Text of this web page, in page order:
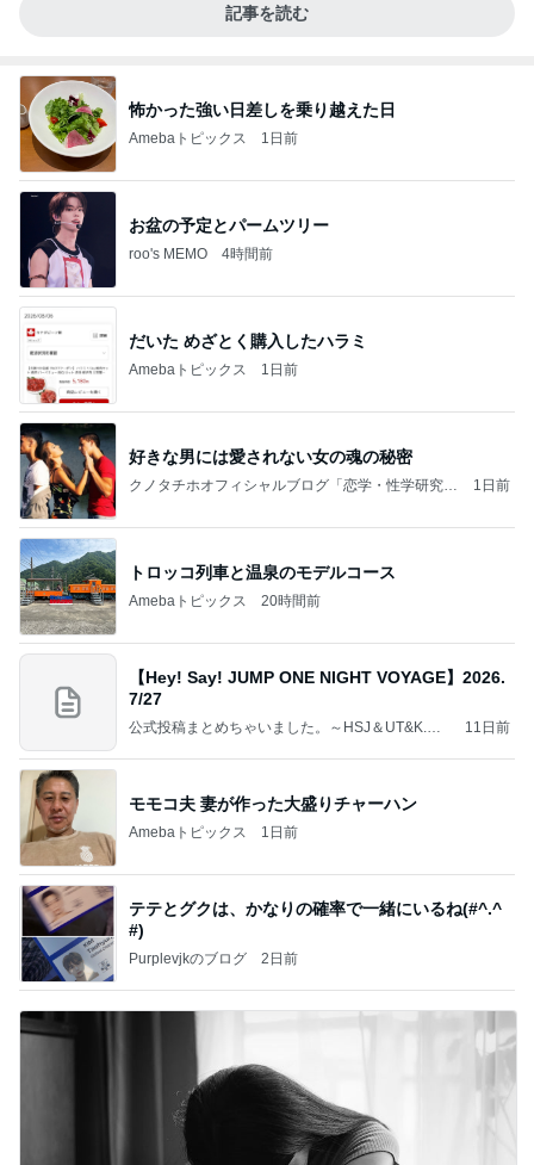
記事を読む
怖かった強い日差しを乗り越えた日
Amebaトピックス 1日前
お盆の予定とパームツリー
roo's MEMO 4時間前
だいた めざとく購入したハラミ
Amebaトピックス 1日前
好きな男には愛されない女の魂の秘密
クノタチホオフィシャルブログ「恋学・性学研究
1日前
トロッコ列車と温泉のモデルコース
Amebaトピックス 20時間前
【Hey! Say! JUMP ONE NIGHT VOYAGE】2026.
7/27
公式投稿まとめちゃいました。～HSJ＆UT&K.O.
11日前
モモコ夫 妻が作った大盛りチャーハン
Amebaトピックス 1日前
テテとグクは、かなりの確率で一緒にいるね(#^.^
#)
Purplevjkのブログ 2日前